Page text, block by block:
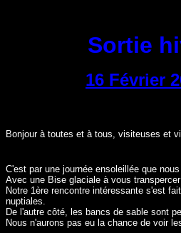
Sortie
16 Février
Bonjour à toutes et à tous, visiteuses et
C'est par une journée ensoleillée que
Avec une Bise glaciale à vous
Notre 1ère rencontre intéressante s'est
nuptiales.
De l'autre côté, les bancs de sable sont
Nous n'aurons pas eu la chance de voir